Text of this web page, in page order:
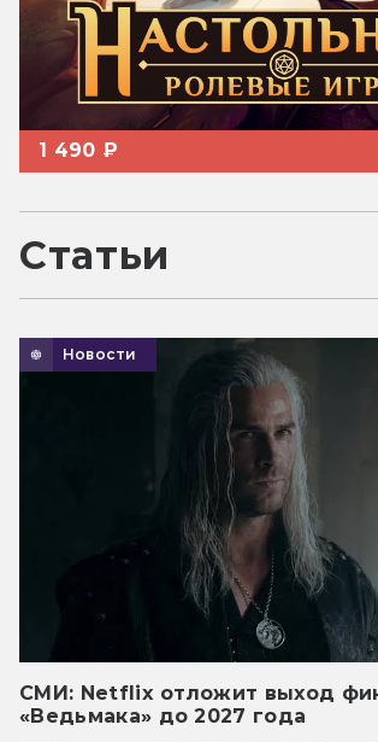
1 490 ₽
Статьи
Новости
СМИ: Netflix отложит выход
«Ведьмака» до 2027 года